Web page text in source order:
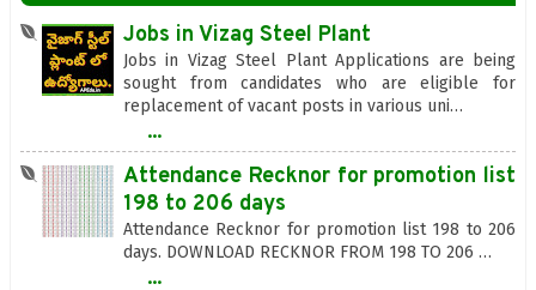
Jobs in Vizag Steel Plant
Jobs in Vizag Steel Plant Applications are being
sought from candidates who are eligible for
replacement of vacant posts in various uni…
...
Attendance Recknor for promotion list
198 to 206 days
Attendance Recknor for promotion list 198 to 206
days. DOWNLOAD RECKNOR FROM 198 TO 206 …
...